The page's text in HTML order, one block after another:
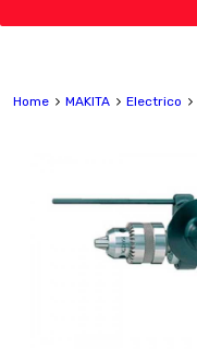
Home MAKITA Electrico